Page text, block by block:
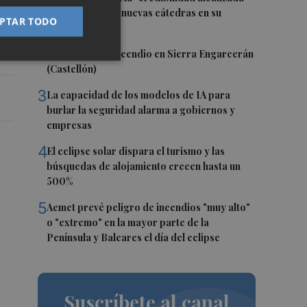
y la creación de nuevas cátedras en su
primer mandato
Controlado el incendio en Sierra Engarcerán
(Castellón)
3La capacidad de los modelos de IA para
burlar la seguridad alarma a gobiernos y
empresas
4El eclipse solar dispara el turismo y las
búsquedas de alojamiento crecen hasta un
500%
5Aemet prevé peligro de incendios "muy alto"
o "extremo" en la mayor parte de la
Península y Baleares el día del eclipse
Suscríbete al canal
TODO